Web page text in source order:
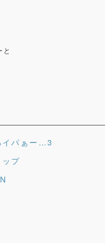
と
イパぁー…3
プ